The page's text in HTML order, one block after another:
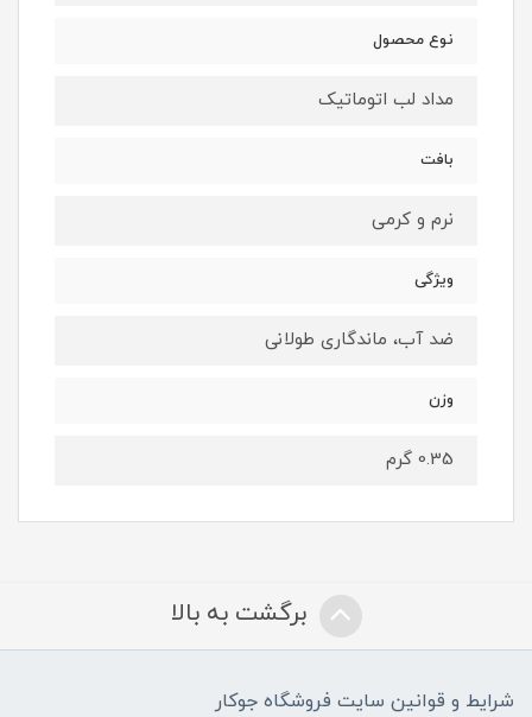
نوع محصول
مداد لب اتوماتیک
بافت
نرم و کرمی
ویژگی
ضد آب، ماندگاری طولانی
وزن
0.35 گرم
برگشت به بالا
شرایط و قوانین سایت فروشگاه جوکار